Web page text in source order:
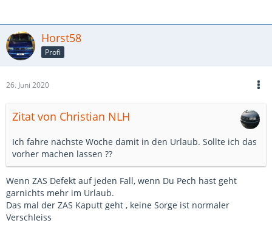
Horst58
Profi
26. Juni 2020
Zitat von Christian NLH
Ich fahre nächste Woche damit in den Urlaub. Sollte ich das
vorher machen lassen ??
Wenn ZAS Defekt auf jeden Fall, wenn Du Pech hast geht
garnichts mehr im Urlaub.
Das mal der ZAS Kaputt geht , keine Sorge ist normaler
Verschleiss